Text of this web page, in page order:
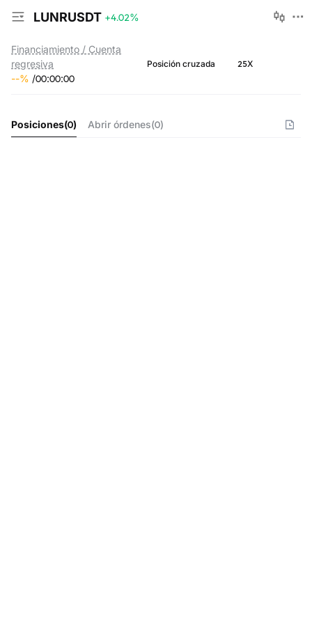
LUNRUSDT +4.02%
Financiamiento / Cuenta
regresiva
--% /00:00:00
Posición cruzada 25X
Posiciones(0) Abrir órdenes(0)